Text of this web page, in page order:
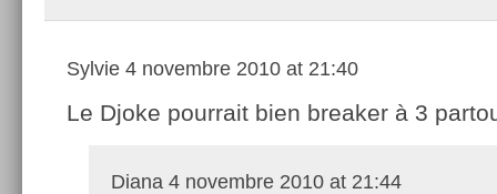
Sylvie 4 novembre 2010 at 21:40
Le Djoke pourrait bien breaker à 3
Diana 4 novembre 2010 at 21:44